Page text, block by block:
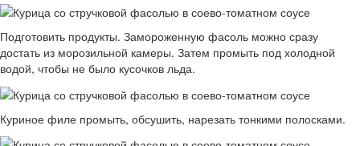
Подготовить продукты. Замороженную фасоль можно сразу
достать из морозильной камеры. Затем промыть под холодной
водой, чтобы не было кусочков льда.
Куриное филе промыть, обсушить, нарезать тонкими полосками.